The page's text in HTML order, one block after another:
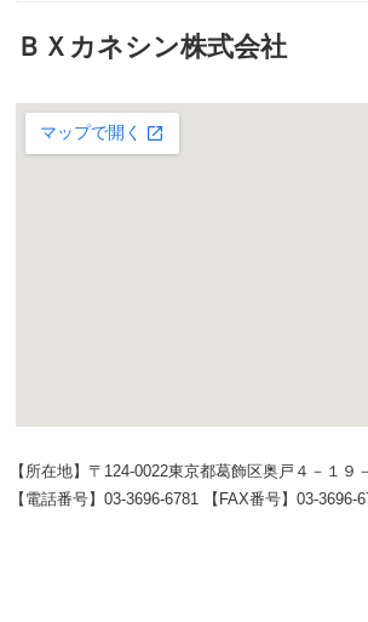
ＢＸカネシン株式会社
【所在地】〒124-0022東京都葛飾区奥戸４－１９
【電話番号】03-3696-6781 【FAX番号】03-3696-